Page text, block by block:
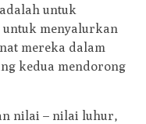
untuk
untuk menyalurkan
mereka dalam
kedua mendorong
nilai – nilai luhur,